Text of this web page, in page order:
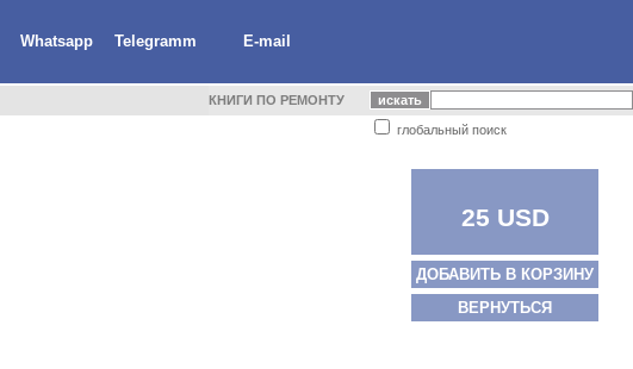
Whatsapp Telegramm E-mail
КНИГИ ПО РЕМОНТУ
глобальный поиск
25 USD
ДОБАВИТЬ В КОРЗИНУ
ВЕРНУТЬСЯ